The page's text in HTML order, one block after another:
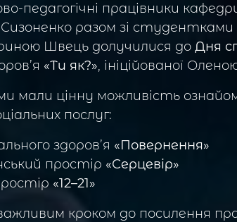
педагогічні працівники
разом зі студентками
Швець долучилися до Дня
«Ти як?», ініційованої
мали цінну можливість
послуг:
здоров’я «Повернення»
простір «Серцевір»
«12–21»
кроком до посилення